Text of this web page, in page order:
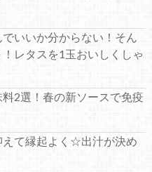
いいか分からない！そん
レタスを1玉おいしくしゃ
2選！春の新ソースで免疫
て縁起よく☆出汁が決め